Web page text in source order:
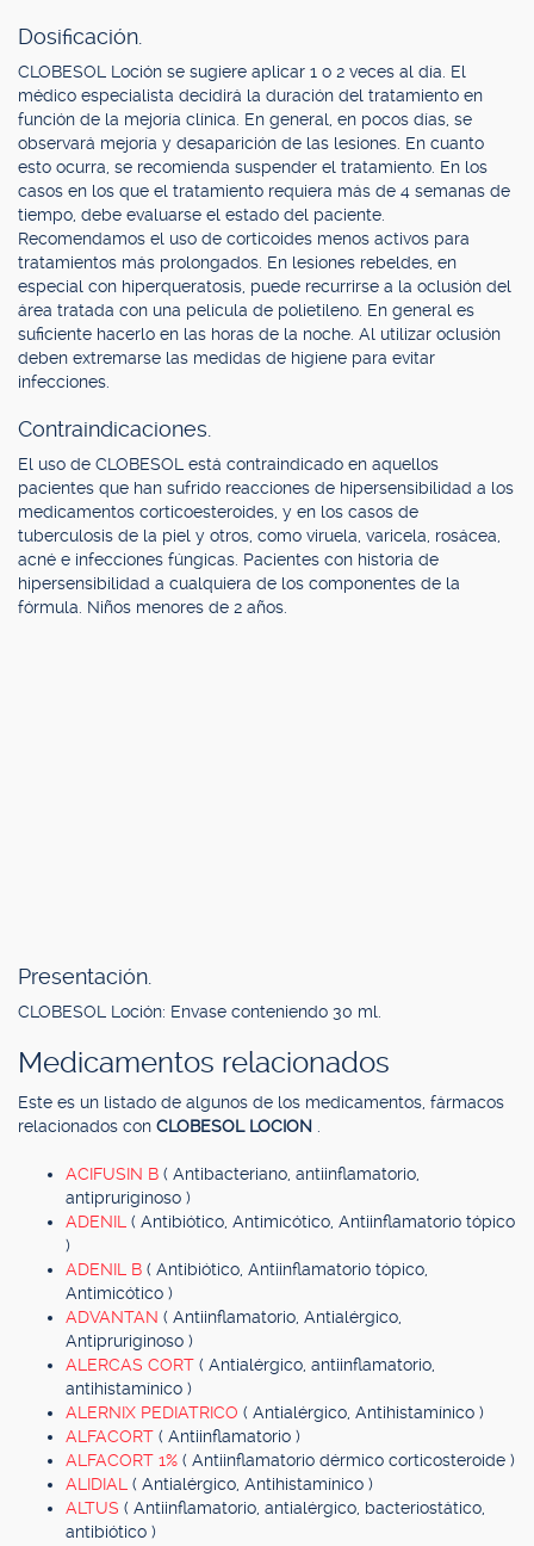
Dosificación.
CLOBESOL Loción se sugiere aplicar 1 o 2 veces al día. El
médico especialista decidirá la duración del tratamiento en
función de la mejoría clínica. En general, en pocos días, se
observará mejoría y desaparición de las lesiones. En cuanto
esto ocurra, se recomienda suspender el tratamiento. En los
casos en los que el tratamiento requiera más de 4 semanas de
tiempo, debe evaluarse el estado del paciente.
Recomendamos el uso de corticoides menos activos para
tratamientos más prolongados. En lesiones rebeldes, en
especial con hiperqueratosis, puede recurrirse a la oclusión del
área tratada con una película de polietileno. En general es
suficiente hacerlo en las horas de la noche. Al utilizar oclusión
deben extremarse las medidas de higiene para evitar
infecciones.
Contraindicaciones.
El uso de CLOBESOL está contraindicado en aquellos
pacientes que han sufrido reacciones de hipersensibilidad a los
medicamentos corticoesteroides, y en los casos de
tuberculosis de la piel y otros, como viruela, varicela, rosácea,
acné e infecciones fúngicas. Pacientes con historia de
hipersensibilidad a cualquiera de los componentes de la
fórmula. Niños menores de 2 años.
Presentación.
CLOBESOL Loción: Envase conteniendo 30 ml.
Medicamentos relacionados
Este es un listado de algunos de los medicamentos, fármacos
relacionados con CLOBESOL LOCION
ACIFUSIN B ( Antibacteriano, antiinflamatorio,
antipruriginoso )
ADENIL ( Antibiótico, Antimicótico, Antiinflamatorio tópico
)
ADENIL B ( Antibiótico, Antiinflamatorio tópico,
Antimicótico )
ADVANTAN ( Antiinflamatorio, Antialérgico,
Antipruriginoso )
ALERCAS CORT ( Antialérgico, antiinflamatorio,
antihistamínico )
ALERNIX PEDIATRICO ( Antialérgico, Antihistamínico )
ALFACORT ( Antiinflamatorio )
ALFACORT 1% ( Antiinflamatorio dérmico corticosteroide )
ALIDIAL ( Antialérgico, Antihistamínico )
ALTUS ( Antiinflamatorio, antialérgico, bacteriostático,
antibiótico )